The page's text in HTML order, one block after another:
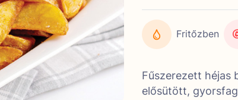
Fritőzben
Fűszerezett héjas
elősütött,